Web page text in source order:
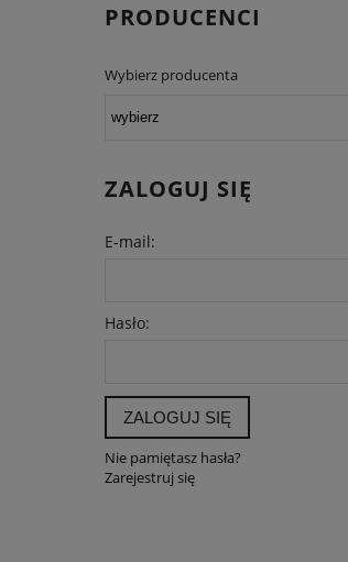
PRODUCENCI
Wybierz producenta
ZALOGUJ SIĘ
E-mail:
Hasło:
ZALOGUJ SIĘ
Nie pamiętasz hasła?
Zarejestruj się